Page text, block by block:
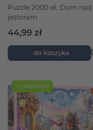
Puzzle 2000 el. Dom nad
jeziorem
44,99 zł
do koszyka
☆ Nowość